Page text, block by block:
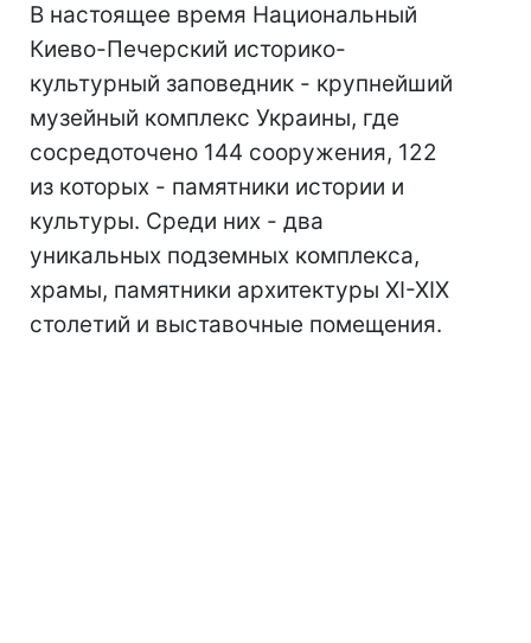
В настоящее время Национальный
Киево-Печерский историко-
культурный заповедник - крупнейший
музейный комплекс Украины, где
сосредоточено 144 сооружения, 122
из которых - памятники истории и
культуры. Среди них - два
уникальных подземных комплекса,
храмы, памятники архитектуры XI-XIX
столетий и выставочные помещения.